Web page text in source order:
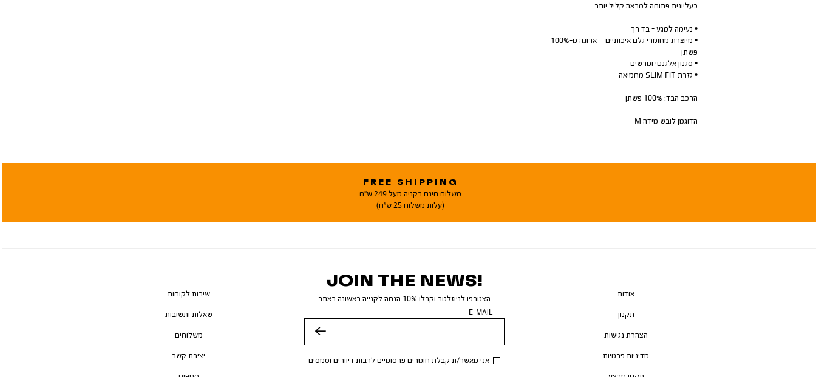
כעליונית פתוחה למראה קליל יותר.
• נעימה למגע - בד רך
• מיוצרת מחומרי גלם איכותיים – ארוגה מ-100%
פשתן
• סגנון אלגנטי ומרשים
• גזרת SLIM FIT מחמיאה
הרכב הבד: 100% פשתן
הדוגמן לובש מידה M
FREE SHIPPING
משלוח חינם בקניה מעל 249 ש"ח
(עלות משלוח 25 ש"ח)
JOIN THE NEWS!
הצטרפו לניוזלטר וקבלו 10% הנחה לקנייה ראשונה באתר
E-MAIL
אני מאשר/ת קבלת חומרים פרסומיים לרבות דיוורים וסמסים
אודות
תקנון
הצהרת נגישות
מדיניות פרטיות
שירות לקוחות
שאלות ותשובות
משלוחים
יצירת קשר